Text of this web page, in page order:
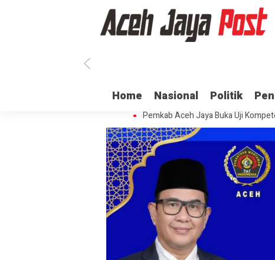
Home Nasional Politik
Ratusan ASN di Aceh Jaya Belum
Dua Oknum Anggota Polda Aceh
Pemkab Aceh Jaya Buka Uji